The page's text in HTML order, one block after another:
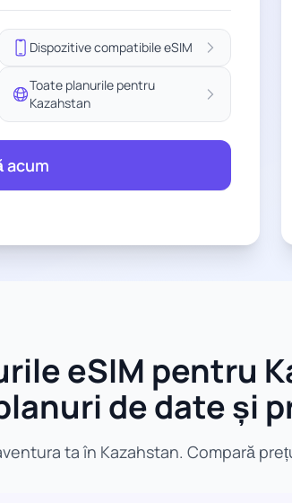
Dispozitive compatibile eSIM
Toate planurile pentru
Kazahstan
acum
eSIM pentru
de date și
ta în Kazahstan. Compară